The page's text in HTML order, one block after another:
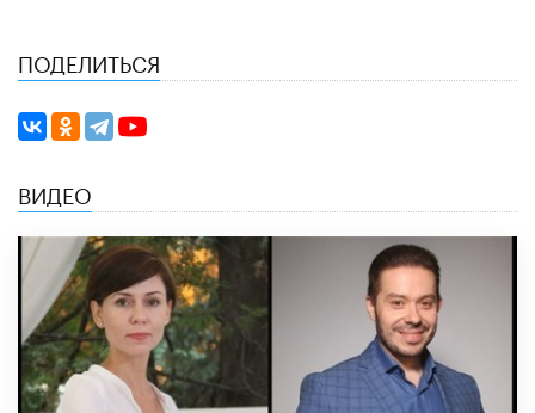
ПОДЕЛИТЬСЯ
ВИДЕО